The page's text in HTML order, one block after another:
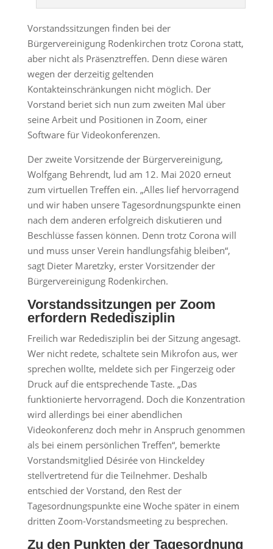
Vorstandssitzungen finden bei der
Bürgervereinigung Rodenkirchen trotz Corona statt,
aber nicht als Präsenztreffen. Denn diese wären
wegen der derzeitig geltenden
Kontakteinschränkungen nicht möglich. Der
Vorstand beriet sich nun zum zweiten Mal über
seine Arbeit und Positionen in Zoom, einer
Software für Videokonferenzen.
Der zweite Vorsitzende der Bürgervereinigung,
Wolfgang Behrendt, lud am 12. Mai 2020 erneut
zum virtuellen Treffen ein. „Alles lief hervorragend
und wir haben unsere Tagesordnungspunkte einen
nach dem anderen erfolgreich diskutieren und
Beschlüsse fassen können. Denn trotz Corona will
und muss unser Verein handlungsfähig bleiben“,
sagt Dieter Maretzky, erster Vorsitzender der
Bürgervereinigung Rodenkirchen.
Vorstandssitzungen per Zoom
erfordern Rededisziplin
Freilich war Rededisziplin bei der Sitzung angesagt.
Wer nicht redete, schaltete sein Mikrofon aus, wer
sprechen wollte, meldete sich per Fingerzeig oder
Druck auf die entsprechende Taste. „Das
funktionierte hervorragend. Doch die Konzentration
wird allerdings bei einer abendlichen
Videokonferenz doch mehr in Anspruch genommen
als bei einem persönlichen Treffen“, bemerkte
Vorstandsmitglied Désirée von Hinckeldey
stellvertretend für die Teilnehmer. Deshalb
entschied der Vorstand, den Rest der
Tagesordnungspunkte eine Woche später in einem
dritten Zoom-Vorstandsmeeting zu besprechen.
Zu den Punkten der Tagesordnung